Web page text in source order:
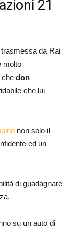
21
trasmessa da Rai
molto
che don
che lui
non solo il
ed un
di guadagnare
su un auto di